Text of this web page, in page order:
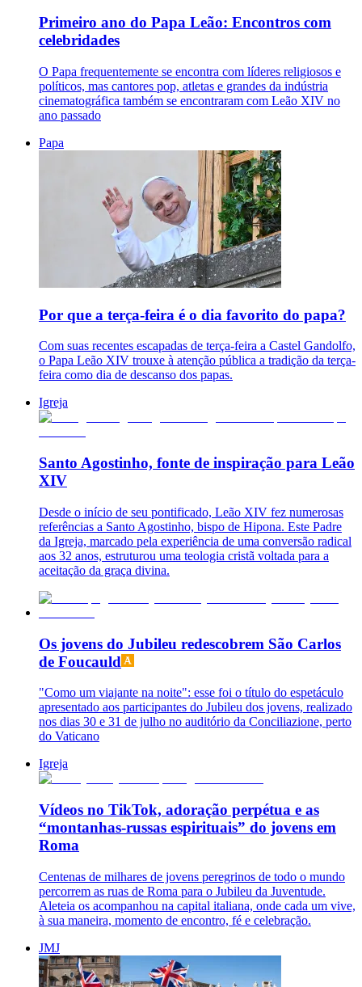
Primeiro ano do Papa Leão: Encontros com
celebridades
O Papa frequentemente se encontra com líderes religiosos e
políticos, mas cantores pop, atletas e grandes da indústria
cinematográfica também se encontraram com Leão XIV no
ano passado
Papa
Por que a terça-feira é o dia favorito do papa?
Com suas recentes escapadas de terça-feira a Castel Gandolfo,
o Papa Leão XIV trouxe à atenção pública a tradição da terça-
feira como dia de descanso dos papas.
Igreja
Santo Agostinho, fonte de inspiração para Leão
XIV
Desde o início de seu pontificado, Leão XIV fez numerosas
referências a Santo Agostinho, bispo de Hipona. Este Padre
da Igreja, marcado pela experiência de uma conversão radical
aos 32 anos, estruturou uma teologia cristã voltada para a
aceitação da graça divina.
Os jovens do Jubileu redescobrem São Carlos
de Foucauld
"Como um viajante na noite": esse foi o título do espetáculo
apresentado aos participantes do Jubileu dos jovens, realizado
nos dias 30 e 31 de julho no auditório da Conciliazione, perto
do Vaticano
Igreja
Vídeos no TikTok, adoração perpétua e as
“montanhas-russas espirituais” do jovens em
Roma
Centenas de milhares de jovens peregrinos de todo o mundo
percorrem as ruas de Roma para o Jubileu da Juventude.
Aleteia os acompanhou na capital italiana, onde cada um vive,
à sua maneira, momento de encontro, fé e celebração.
JMJ